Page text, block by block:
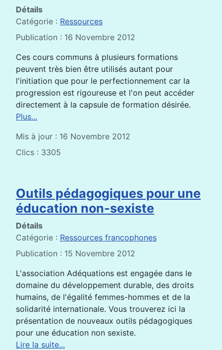
Détails
Catégorie : Ressources
Publication : 16 Novembre 2012
Ces cours communs à plusieurs formations
peuvent très bien être utilisés autant pour
l'initiation que pour le perfectionnement car la
progression est rigoureuse et l'on peut accéder
directement à la capsule de formation désirée.
Plus...
Mis à jour : 16 Novembre 2012
Clics : 3305
Outils pédagogiques pour une
éducation non-sexiste
Détails
Catégorie : Ressources francophones
Publication : 15 Novembre 2012
L'association Adéquations est engagée dans le
domaine du développement durable, des droits
humains, de l'égalité femmes-hommes et de la
solidarité internationale. Vous trouverez ici la
présentation de nouveaux outils pédagogiques
pour une éducation non sexiste.
Lire la suite...